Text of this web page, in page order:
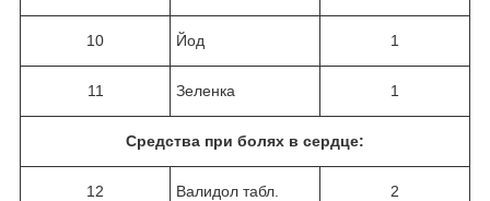
10 Йод 1
11 Зеленка 1
Средства при болях в сердце:
12
Валидол табл.
2